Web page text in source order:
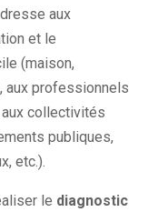
aux
et le
(maison,
aux professionnels
aux collectivités
publiques,
etc.).
le diagnostic